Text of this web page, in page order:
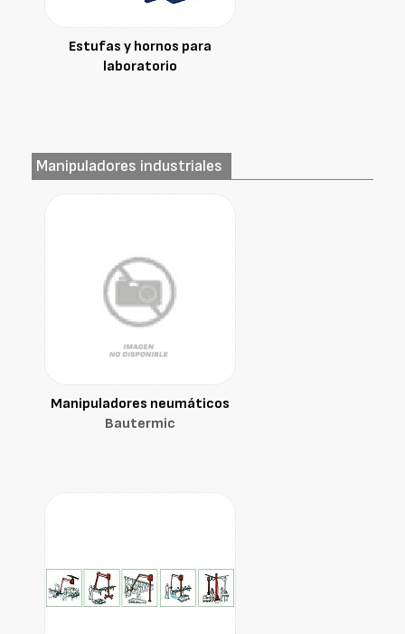
Estufas y hornos para
laboratorio
Manipuladores industriales
Manipuladores neumáticos
Bautermic